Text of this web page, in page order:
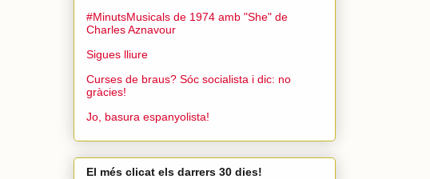
#MinutsMusicals de 1974 amb "She" de
Charles Aznavour
Sigues lliure
Curses de braus? Sóc socialista i dic: no
gràcies!
Jo, basura espanyolista!
El més clicat els darrers 30 dies!